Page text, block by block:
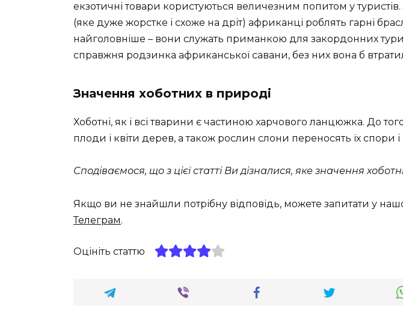
екзотичні товари користуються величезним попитом у туристів.
(яке дуже жорстке і схоже на дріт) африканці роблять гарні
найголовніше – вони служать приманкою для закордонних
справжня родзинка африканської савани, без них вона б
Значення хоботних в природі
Хоботні, як і всі тварини є частиною харчового ланцюжка. До
плоди і квіти дерев, а також рослин слони переносять їх спори і
Сподіваємося, що з цієї статті Ви дізналися, яке значення
Якщо ви не знайшли потрібну відповідь, можете запитати у
Телеграм.
Оцініть статтю